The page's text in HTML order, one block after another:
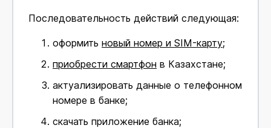
Последовательность действий следующая:
оформить новый номер и SIM-карту;
приобрести смартфон в Казахстане;
актуализировать данные о телефонном
номере в банке;
скачать приложение банка;